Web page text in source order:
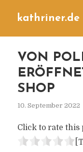
kathriner.de
VON
SHOP
10. September 2022
Click to rate this